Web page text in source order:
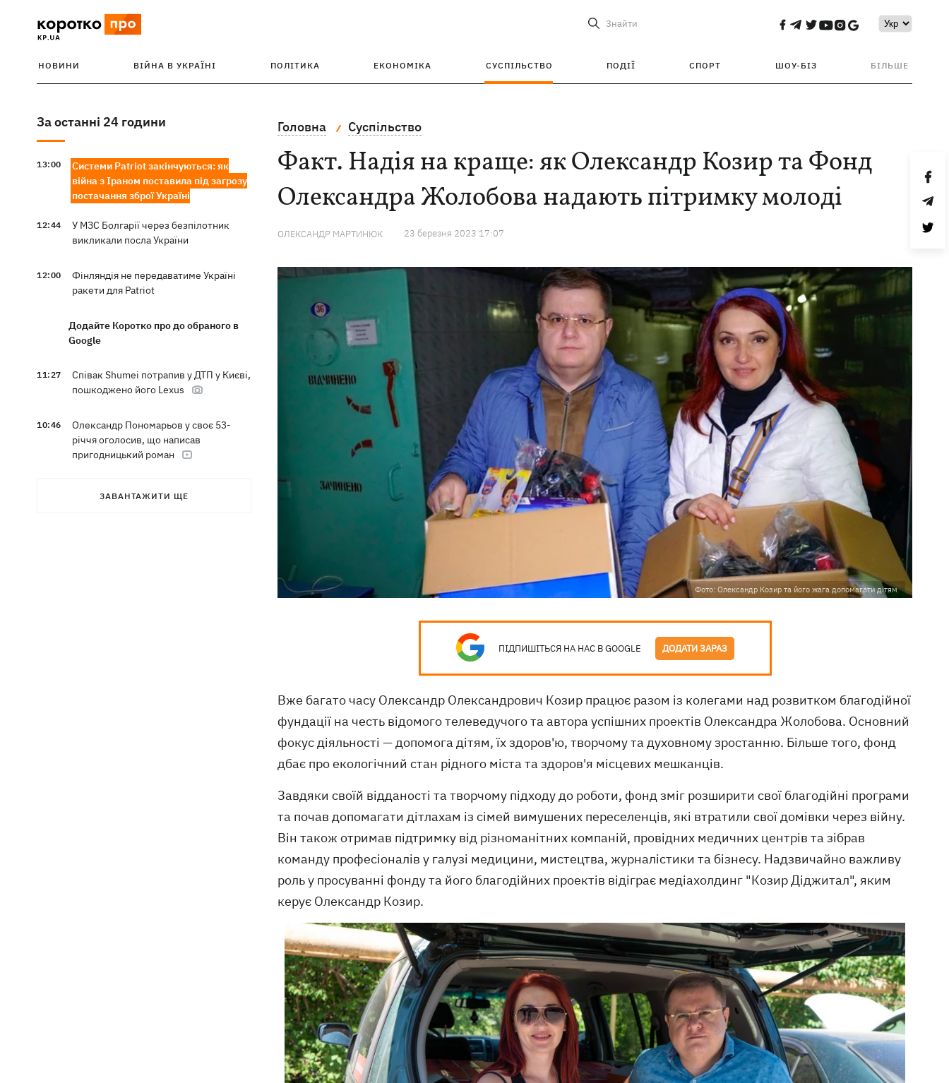
Знайти
НОВИНИ ВІЙНА В УКРАЇНІ ПОЛІТИКА ЕКОНОМІКА СУСПІЛЬСТВО ПОДІЇ СПОРТ ШОУ-БІЗ БІЛЬШЕ
За останні 24 години
13:00
Системи Patriot закінчуються: як
війна з Іраном поставила під загрозу
постачання зброї Україні
12:44
У МЗС Болгарії через безпілотник
викликали посла України
12:00
Фінляндія не передаватиме Україні
ракети для Patriot
Додайте Коротко про до обраного в
Google
11:27
Співак Shumei потрапив у ДТП у Києві,
пошкоджено його Lexus
10:46
Олександр Пономарьов у своє 53-
річчя оголосив, що написав
пригодницький роман
експрезидента США прогресує
ЗАВАНТАЖИТИ ЩЕ
Головна Суспільство
Факт. Надія на краще: як Олександр Козир та Фонд
Олександра Жолобова надають пітримку молоді
ОЛЕКСАНДР МАРТИНЮК 23 березня 2023 17:07
Фото: Олександр Козир та його жага допомагати дітям
ПІДПИШІТЬСЯ НА НАС В GOOGLE ДОДАТИ ЗАРАЗ
Вже багато часу Олександр Олександрович Козир працює разом із колегами над розвитком благодійної
фундації на честь відомого телеведучого та автора успішних проектів Олександра Жолобова. Основний
фокус діяльності — допомога дітям, їх здоров'ю, творчому та духовному зростанню. Більше того, фонд
дбає про екологічний стан рідного міста та здоров'я місцевих мешканців.
Завдяки своїй відданості та творчому підходу до роботи, фонд зміг розширити свої благодійні програми
та почав допомагати дітлахам із сімей вимушених переселенців, які втратили свої домівки через війну.
Він також отримав підтримку від різноманітних компаній, провідних медичних центрів та зібрав
команду професіоналів у галузі медицини, мистецтва, журналістики та бізнесу. Надзвичайно важливу
роль у просуванні фонду та його благодійних проектів відіграє медіахолдинг "Козир Діджитал", яким
керує Олександр Козир.